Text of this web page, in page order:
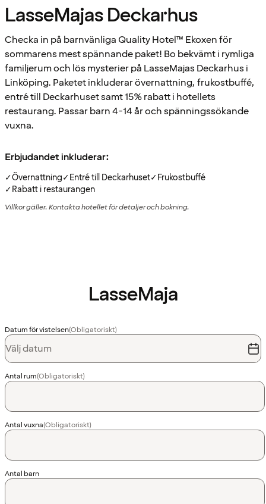
LasseMajas Deckarhus
Checka in på barnvänliga Quality Hotel™ Ekoxen för
sommarens mest spännande paket! Bo bekvämt i rymliga
familjerum och lös mysterier på LasseMajas Deckarhus i
Linköping. Paketet inkluderar övernattning, frukostbuffé,
entré till Deckarhuset samt 15% rabatt i hotellets
restaurang. Passar barn 4-14 år och spänningssökande
vuxna.
Erbjudandet inkluderar:
✓Övernattning✓Entré till Deckarhuset✓Frukostbuffé
✓Rabatt i restaurangen
Villkor gäller. Kontakta hotellet för detaljer och bokning.
LasseMaja
Datum för vistelsen(Obligatoriskt)
Välj datum
Antal rum(Obligatoriskt)
Antal vuxna(Obligatoriskt)
Antal barn